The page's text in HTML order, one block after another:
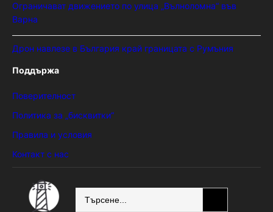
Ограничават движението по улица „Вълноломна“ във
Варна
Дрон навлезе в България край границата с Румъния
Поддържа
Поверителност
Политика за „бисквитки“
Правила и условия
Контакт с нас